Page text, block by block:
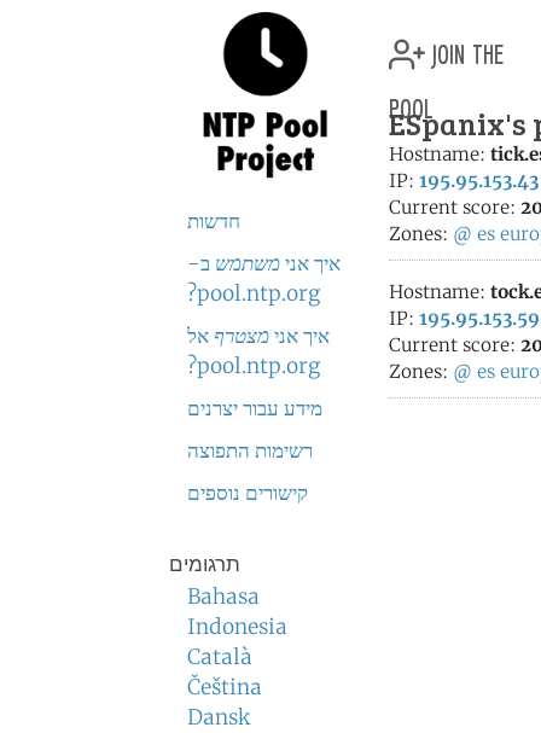
חדשות
איך אנימשתמש ב-
pool.ntp.org?
איך אנימצטרף אל
pool.ntp.org?
מידע עבור יצרנים
רשימות התפוצה
קישורים נוספים
תרגומים
Bahasa
Indonesia
Català
Čeština
Dansk
join the
pool
ESpanix's
Hostname:
IP: 195.95.153.43
Current score:
Zones: @ es
Hostname:
IP: 195.95.153.59
Current score:
Zones: @ es